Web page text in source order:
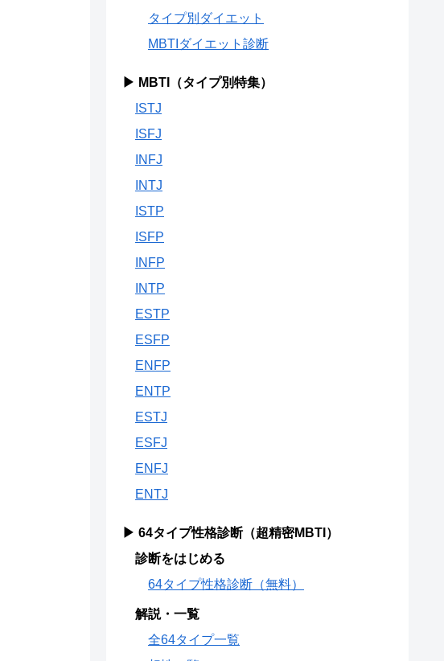
タイプ別ダイエット
MBTIダイエット診断
▶ MBTI（タイプ別特集）
ISTJ
ISFJ
INFJ
INTJ
ISTP
ISFP
INFP
INTP
ESTP
ESFP
ENFP
ENTP
ESTJ
ESFJ
ENFJ
ENTJ
▶ 64タイプ性格診断（超精密MBTI）
診断をはじめる
64タイプ性格診断（無料）
解説・一覧
全64タイプ一覧